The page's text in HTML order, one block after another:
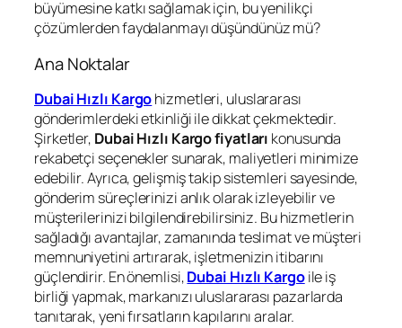
büyümesine katkı sağlamak için, bu yenilikçi
çözümlerden faydalanmayı düşündünüz mü?
Ana Noktalar
Dubai Hızlı Kargohizmetleri, uluslararası
gönderimlerdeki etkinliği ile dikkat çekmektedir.
Şirketler, Dubai Hızlı Kargo fiyatları konusunda
rekabetçi seçenekler sunarak, maliyetleri minimize
edebilir. Ayrıca, gelişmiş takip sistemleri sayesinde,
gönderim süreçlerinizi anlık olarak izleyebilir ve
müşterilerinizi bilgilendirebilirsiniz. Bu hizmetlerin
sağladığı avantajlar, zamanında teslimat ve müşteri
memnuniyetini artırarak, işletmenizin itibarını
güçlendirir. En önemlisi,Dubai Hızlı Kargoile iş
birliği yapmak, markanızı uluslararası pazarlarda
tanıtarak, yeni fırsatların kapılarını aralar.